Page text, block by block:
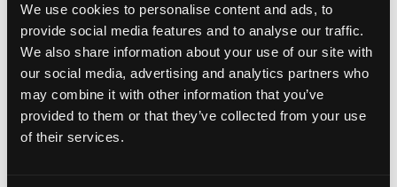
We use cookies to personalise content and ads, to
provide social media features and to analyse our traffic.
We also share information about your use of our site with
our social media, advertising and analytics partners who
may combine it with other information that you’ve
provided to them or that they’ve collected from your use
of their services.
Precaliente el horno a 400 grados. Coloque el
pollo con la piel hacia abajo en una sartén de
hierro fundido.
Agregue una pequeña cantidad de la marinada a la
sartén (suficiente para cubrir el fondo) y deseche
el resto.
Hornear durante unos 25 minutos.